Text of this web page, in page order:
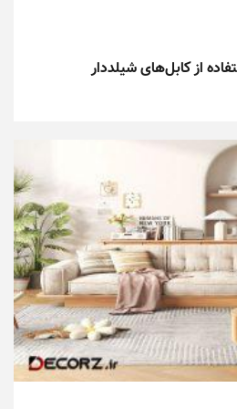
از کابل‌های شیلددار